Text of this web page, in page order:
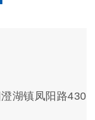
湖镇凤阳路430